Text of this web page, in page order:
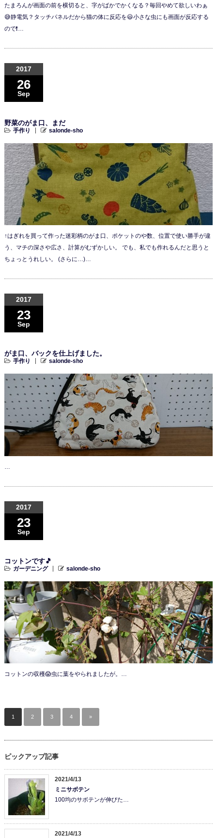
たまろんが画面の前を横切ると、字がばかでかくなる？毎回やめて欲しいわぁ
😅静電気？タッチパネルだから猫の体に反応を😃小さな虫にも画面が反応する
ので❗…
2017
26
Sep
野菜のがま口、まだ
手作り salonde-sho
↑はぎれを買って作った迷彩柄のがま口、ポケットのや数、位置で使い勝手が違
う、マチの深さや広さ、計算がむずかしい。 でも、私でも作れるんだと思うと
ちょっとうれしい。 (さらに…)…
2017
23
Sep
がま口、バックを仕上げました。
手作り salonde-sho
2017
23
Sep
コットンです🎵
ガーデニング salonde-sho
コットンの収穫😱虫に葉をやられましたが。…
1 2 3 4 »
ピックアップ記事
2021/4/13
ミニサボテン
100均のサボテンが伸びた…
2021/4/13